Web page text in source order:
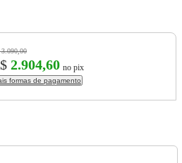
3.090,00
2.904,60 no pix
formas de pagamento